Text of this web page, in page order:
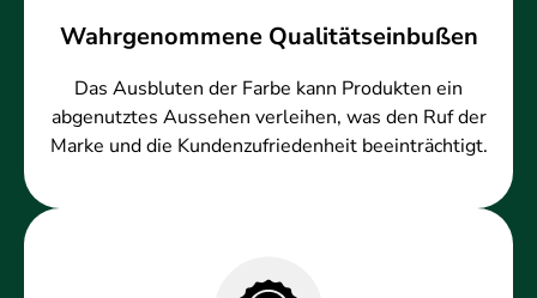
Wahrgenommene Qualitätseinbußen
Das Ausbluten der Farbe kann Produkten ein
abgenutztes Aussehen verleihen, was den Ruf der
Marke und die Kundenzufriedenheit beeinträchtigt.